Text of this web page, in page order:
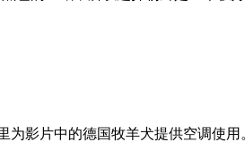
影片中的德国牧羊犬提供空调使用